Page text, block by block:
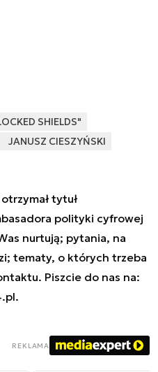
SHIELDS"
JANUSZ CIESZYŃSKI
tytuł
polityki cyfrowej
nurtują; pytania, na
tematy, o których trzeba
Piszcie do nas na:
.
REKLAMA